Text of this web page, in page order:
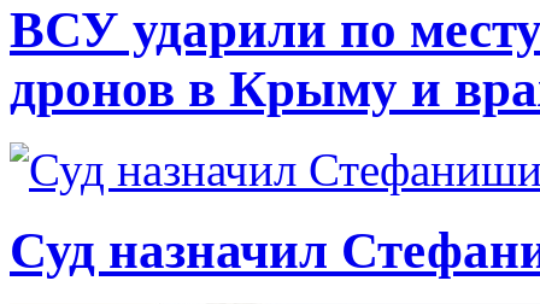
ВСУ ударили по
дронов в Крыму и
Суд назначил